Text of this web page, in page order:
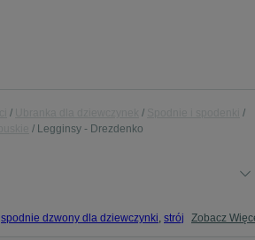
Legginsy - Drezdenko
spodnie dzwony dla dziewczynki, strój Zobacz